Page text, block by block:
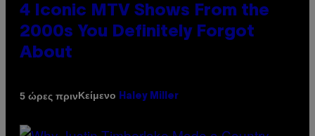
4 Iconic MTV Shows From the
2000s You Definitely Forgot
About
5 ώρες πρινΚείμενο Haley Miller